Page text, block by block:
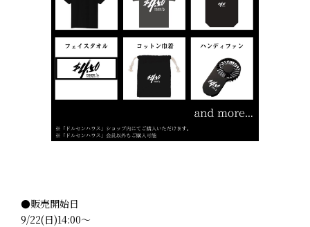
●販売開始日
9/22(日)14:00～